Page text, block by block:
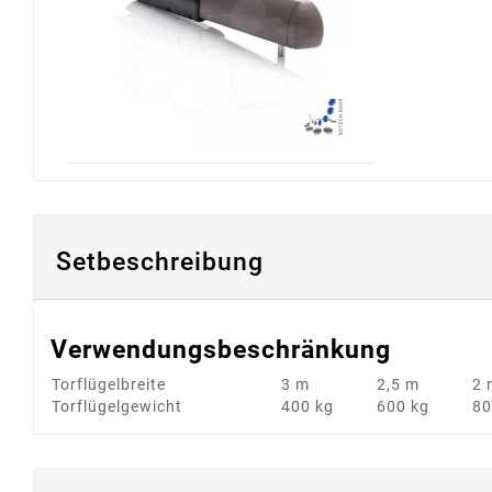
Setbeschreibung
Verwendungsbeschränkung
Torflügelbreite 3 m 2,5 m
2
Torflügelgewicht
400 kg 600 kg